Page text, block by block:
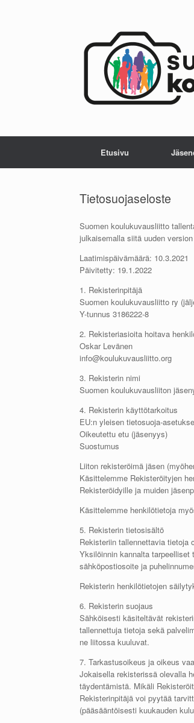
Etusivu
Tietosuojaseloste
Suomen koulukuvausliitto
julkaisemalla siitä uuden
Laatimispäivämäärä: 10.3.2021
Päivitetty: 19.1.2022
1. Rekisterinpitäjä
Suomen koulukuvausliitto ry
Y-tunnus 3186222-8
2. Rekisteriasioita hoitava
Oskar Levänen
info@koulukuvausliitto.org
3. Rekisterin nimi
Suomen koulukuvausliiton
4. Rekisterin käyttötarkoitus
EU:n yleisen tietosuoja-
Oikeutettu etu (jäsenyys)
Suostumus
Liiton rekisteröimä jäsen
Käsittelemme Rekisteröityjen
Rekisteröidyille ja muiden
Käsittelemme henkilötietoja
5. Rekisterin tietosisältö
Rekisteriin tallennettavia tietoja
Yksilöinnin kannalta
sähköpostiosoite ja
Rekisterin henkilötietojen
6. Rekisterin suojaus
Sähköisesti käsiteltävät
tallennettuja tietoja sekä
ne liitossa kuuluvat.
7. Tarkastusoikeus ja oikeus
Jokaisella rekisterissä olevalla
täydentämistä. Mikäli
Rekisterinpitäjä voi pyytää
(pääsääntöisesti kuukauden